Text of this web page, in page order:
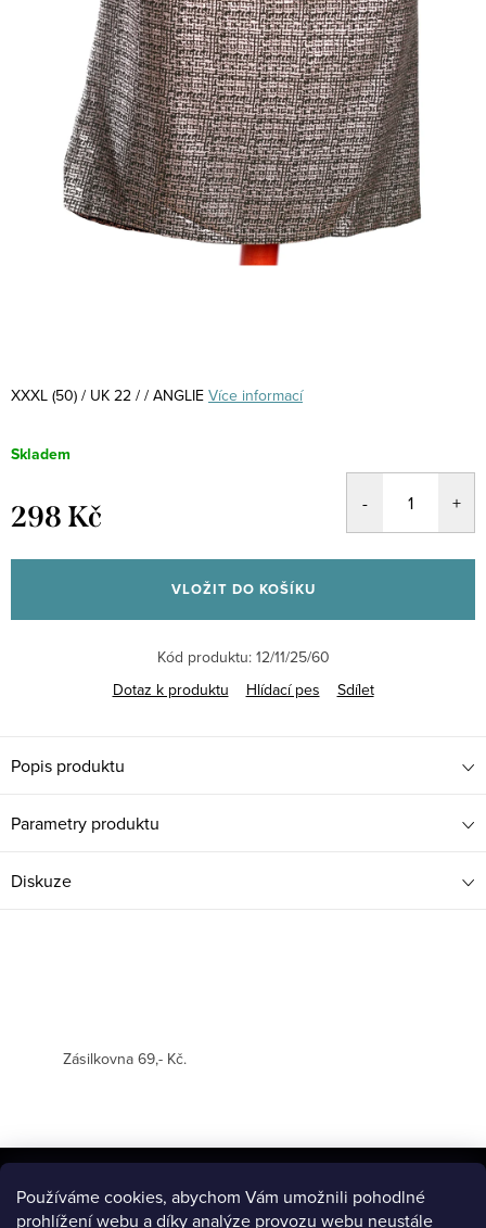
Používáme cookies, abychom Vám umožnili pohodlné
prohlížení webu a díky analýze provozu webu neustále
XXXL (50) / UK 22 / / ANGLIE Více informací
Skladem
298 Kč
cena:
VLOŽIT DO KOŠÍKU
Kód produktu: 12/11/25/60
Dotaz k produktu
Hlídací pes Sdílet
Popis produktu
Parametry produktu
Diskuze
Zásilkovna 69,- Kč.
Z
BLOG